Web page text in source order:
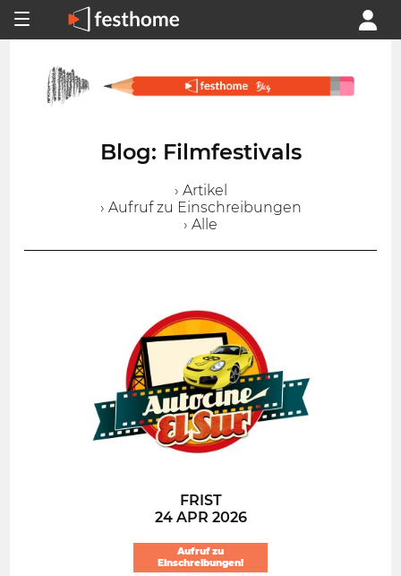
Blog: Filmfestivals
› Artikel
› Aufruf zu Einschreibungen
› Alle
FRIST
24 APR 2026
Aufruf zu
Einschreibungen!